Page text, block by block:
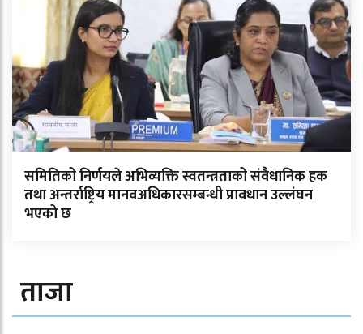
समितिको निर्णयले अभिव्यक्ति स्वतन्त्रताको संवैधानिक हक
तथा अन्तर्राष्ट्रिय मानवअधिकारसम्बन्धी प्रावधान उल्लंघन
भएको छ
ताजा